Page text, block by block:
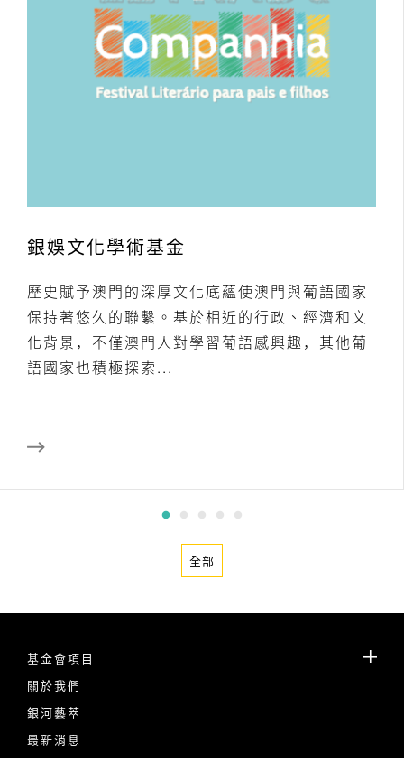
銀娛文化學術基金
歷史賦予澳門的深厚文化底蘊使澳門與葡語國家
保持著悠久的聯繫。基於相近的行政、經濟和文
化背景，不僅澳門人對學習葡語感興趣，其他葡
語國家也積極探索...
全部
基金會項目
關於我們
銀河藝萃
最新消息